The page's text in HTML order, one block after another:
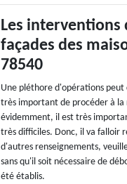
Les interventions
façades des
78540
Une pléthore d'opérations peut
très important de procéder à la
évidemment, il est très
très difficiles. Donc, il va falloir
d'autres renseignements,
sans qu'il soit nécessaire de
été établis.